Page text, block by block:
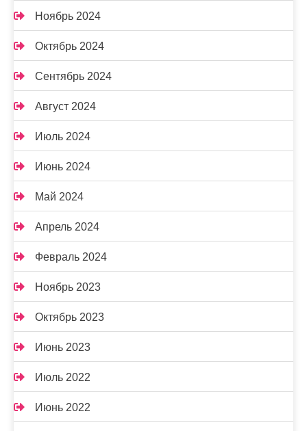
Ноябрь 2024
Октябрь 2024
Сентябрь 2024
Август 2024
Июль 2024
Июнь 2024
Май 2024
Апрель 2024
Февраль 2024
Ноябрь 2023
Октябрь 2023
Июнь 2023
Июль 2022
Июнь 2022